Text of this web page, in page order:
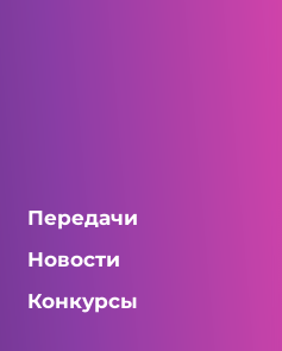
Передачи
Новости
Конкурсы